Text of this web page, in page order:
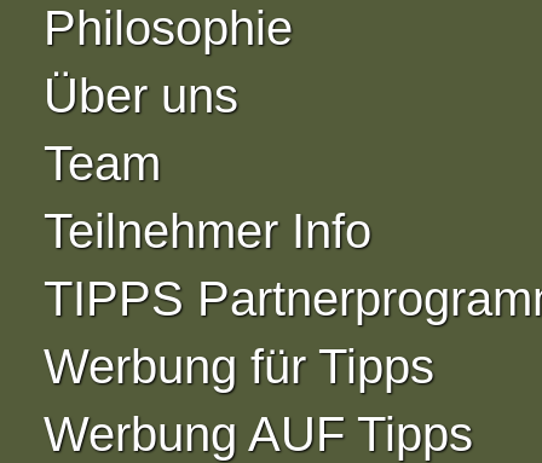
Philosophie
Über uns
Team
Teilnehmer Info
TIPPS
Werbung für Tipps
Werbung AUF Tipps